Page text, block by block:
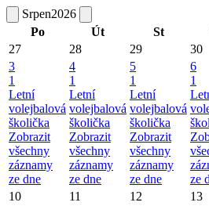
Srpen2026
Po
Út St
27
28 29 30
3
1
Letní
volejbalová
školička
Zobrazit
všechny
záznamy
ze dne
4
1
Letní
volejbalová
školička
Zobrazit
všechny
záznamy
ze dne
5
1
Letní
volejbalová
školička
Zobrazit
všechny
záznamy
ze dne
6
1
ze
10 11 12 13